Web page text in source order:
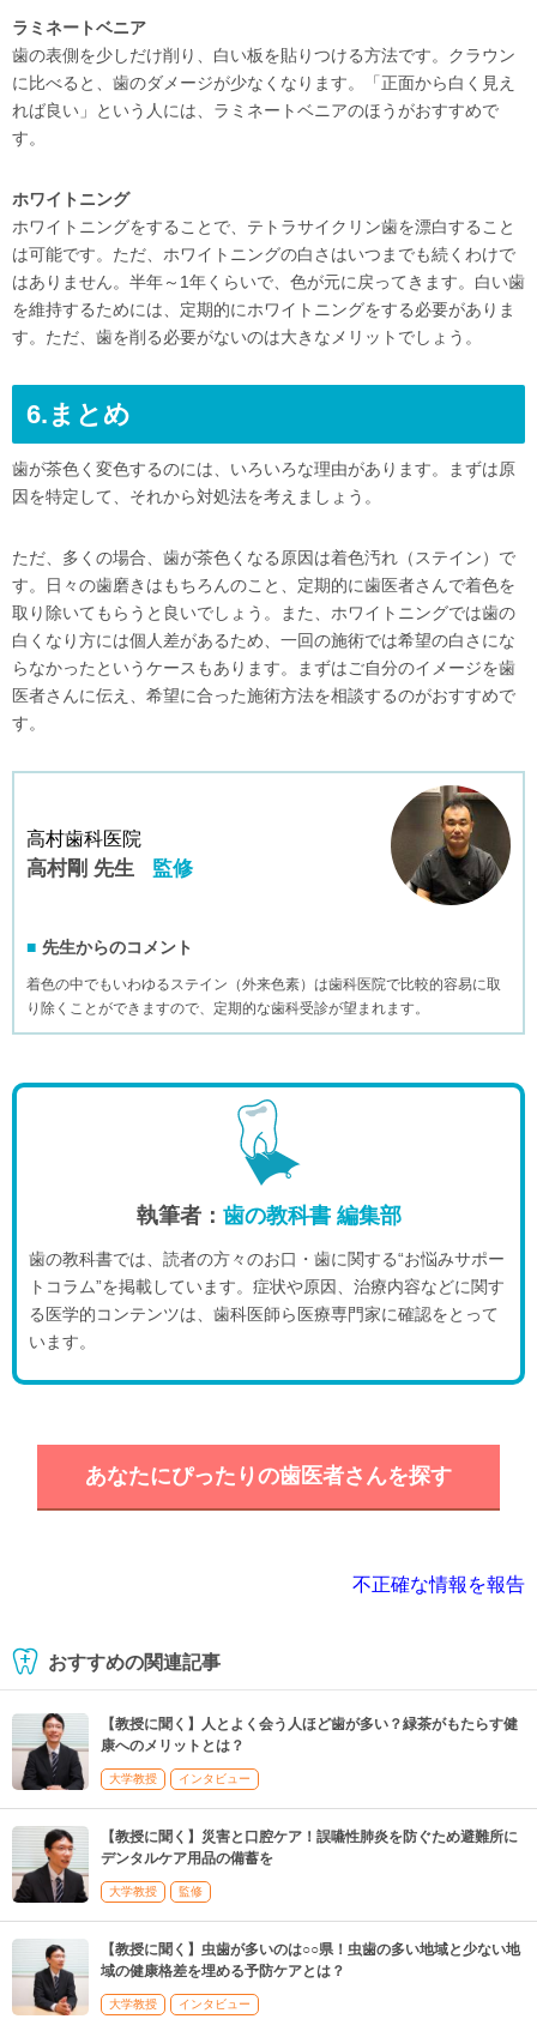
ラミネートベニア
歯の表側を少しだけ削り、白い板を貼りつける方法です。クラウン
に比べると、歯のダメージが少なくなります。「正面から白く見え
れば良い」という人には、ラミネートベニアのほうがおすすめで
す。
ホワイトニング
ホワイトニングをすることで、テトラサイクリン歯を漂白すること
は可能です。ただ、ホワイトニングの白さはいつまでも続くわけで
はありません。半年～1年くらいで、色が元に戻ってきます。白い歯
を維持するためには、定期的にホワイトニングをする必要がありま
す。ただ、歯を削る必要がないのは大きなメリットでしょう。
6.まとめ
歯が茶色く変色するのには、いろいろな理由があります。まずは原
因を特定して、それから対処法を考えましょう。
ただ、多くの場合、歯が茶色くなる原因は着色汚れ（ステイン）で
す。日々の歯磨きはもちろんのこと、定期的に歯医者さんで着色を
取り除いてもらうと良いでしょう。また、ホワイトニングでは歯の
白くなり方には個人差があるため、一回の施術では希望の白さにな
らなかったというケースもあります。まずはご自分のイメージを歯
医者さんに伝え、希望に合った施術方法を相談するのがおすすめで
す。
高村歯科医院
高村剛 先生 監修
先生からのコメント
着色の中でもいわゆるステイン（外来色素）は歯科医院で比較的容易に取
り除くことができますので、定期的な歯科受診が望まれます。
執筆者： 歯の教科書 編集部
歯の教科書では、読者の方々のお口・歯に関する“お悩みサポー
トコラム”を掲載しています。症状や原因、治療内容などに関す
る医学的コンテンツは、歯科医師ら医療専門家に確認をとって
います。
あなたにぴったりの歯医者さんを探す
不正確な情報を報告
おすすめの関連記事
【教授に聞く】人とよく会う人ほど歯が多い？緑茶がもたらす健
康へのメリットとは？
大学教授 インタビュー
【教授に聞く】災害と口腔ケア！誤嚥性肺炎を防ぐため避難所に
デンタルケア用品の備蓄を
大学教授 監修
【教授に聞く】虫歯が多いのは○○県！虫歯の多い地域と少ない地
域の健康格差を埋める予防ケアとは？
大学教授 インタビュー